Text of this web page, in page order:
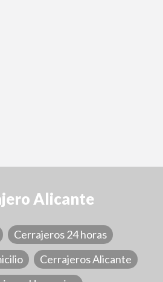
Alicante
Cerrajeros 24 horas
Cerrajeros Alicante